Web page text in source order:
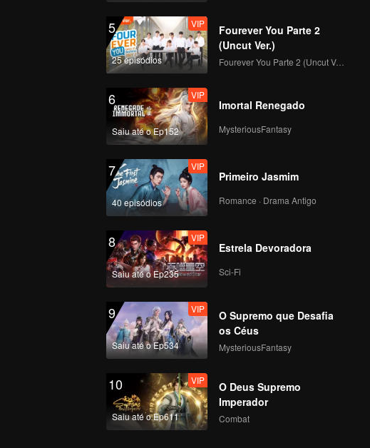
5
25 episódios
VIP
Fourever You Parte 2
(Uncut Ver.)
Fourever You Parte 2 (Uncut Ver.)
6
Saiu até o Ep152
VIP
Imortal Renegado
MysteriousFantasy
7
40 episódios
VIP
Primeiro Jasmim
Romance · Drama Antigo
8
Saiu até o Ep235
VIP
Estrela Devoradora
Sci-Fi
9
Saiu até o Ep534
VIP
O Supremo que Desafia
os Céus
MysteriousFantasy
10
Saiu até o Ep611
VIP
O Deus Supremo
Imperador
Combat